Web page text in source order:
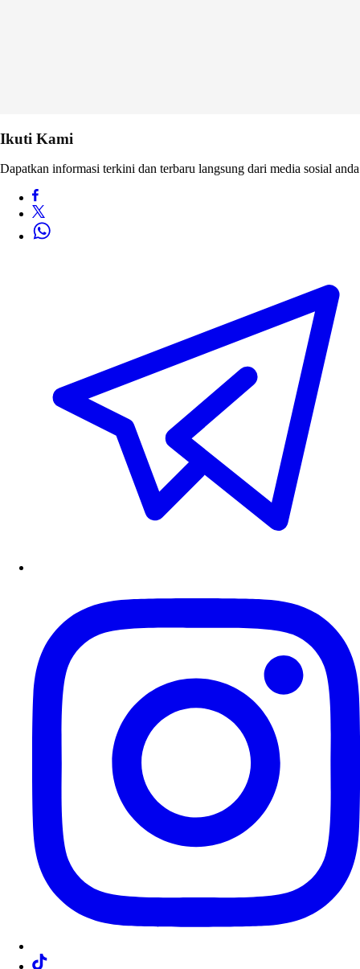
Ikuti Kami
Dapatkan informasi terkini dan terbaru langsung dari media sosial anda